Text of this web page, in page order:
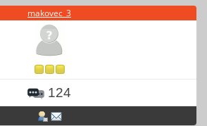
makovec_3
124